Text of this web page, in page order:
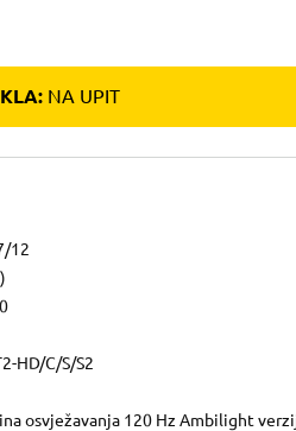
NA UPIT
12
HD/C/S/S2
osvježavanja 120 Hz Ambilight